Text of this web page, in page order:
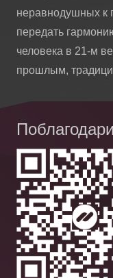
неравнодушных к
передать
человека в 21-м
прошлым,